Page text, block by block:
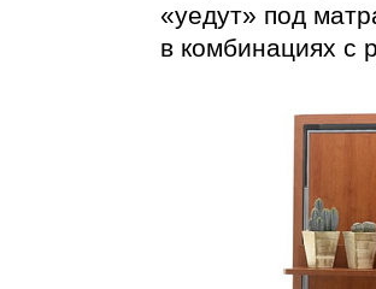
«уедут» под
в комбинациях с